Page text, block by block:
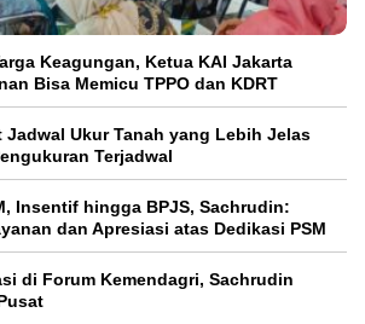
Keagungan, Ketua KAI Jakarta
Bisa Memicu TPPO dan KDRT
Jadwal Ukur Tanah yang Lebih Jelas
Terjadwal
Insentif hingga BPJS, Sachrudin:
dan Apresiasi atas Dedikasi PSM
di Forum Kemendagri, Sachrudin